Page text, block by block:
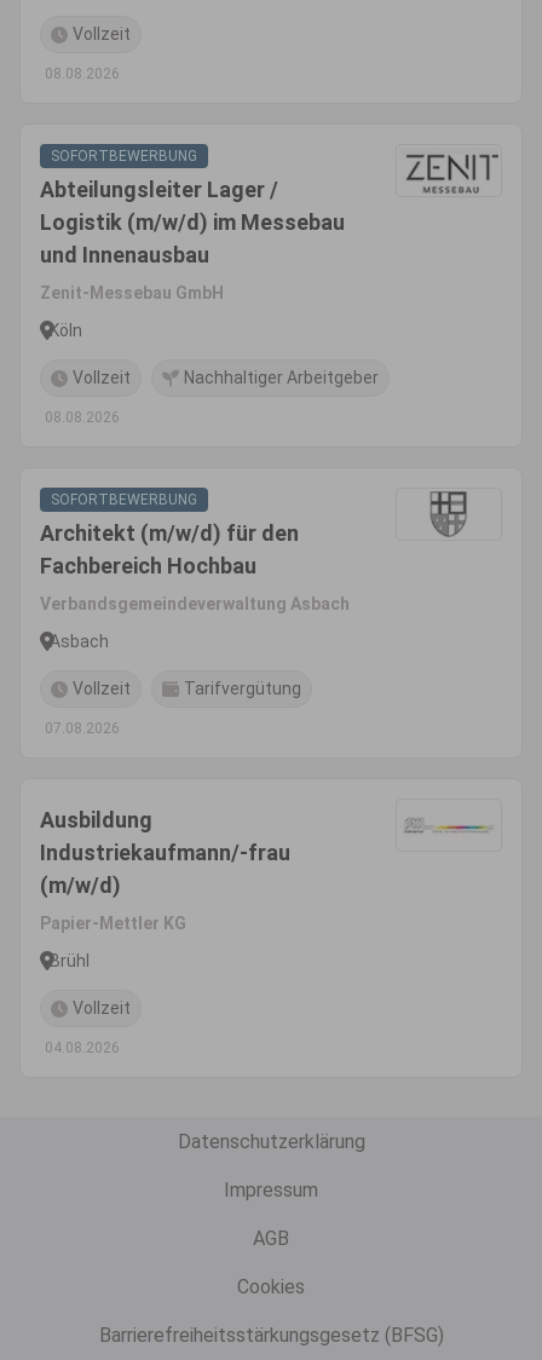
Vollzeit
08.08.2026
SOFORTBEWERBUNG
Abteilungsleiter Lager /
Logistik (m/w/d) im Messebau
und Innenausbau
Zenit-Messebau GmbH
Köln
Vollzeit Nachhaltiger Arbeitgeber
08.08.2026
SOFORTBEWERBUNG
Architekt (m/w/d) für den
Fachbereich Hochbau
Verbandsgemeindeverwaltung Asbach
Asbach
Vollzeit Tarifvergütung
07.08.2026
Ausbildung
Industriekaufmann/-frau
(m/w/d)
Papier-Mettler KG
Brühl
Vollzeit
04.08.2026
Datenschutzerklärung
Impressum
AGB
Cookies
Barrierefreiheitsstärkungsgesetz (BFSG)